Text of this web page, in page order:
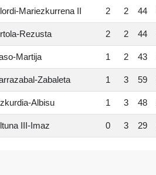
Mariezkurrena II 2 2 44
Rezusta 2 2 44
Martija 1 2 43
Zabaleta 1 3 59
Albisu 1 3 48
III-Imaz 0 3 29